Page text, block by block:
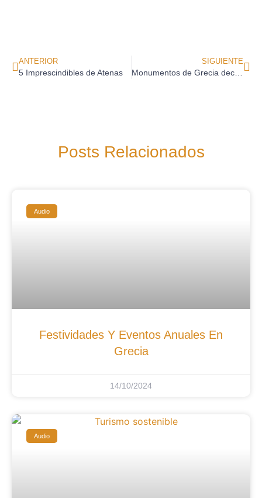
ANTERIOR
5 Imprescindibles de Atenas
SIGUIENTE
Monumentos de Grecia declarados patrimonio por la UNESCO
Posts Relacionados
Audio
Festividades Y Eventos Anuales En
Grecia
14/10/2024
Audio